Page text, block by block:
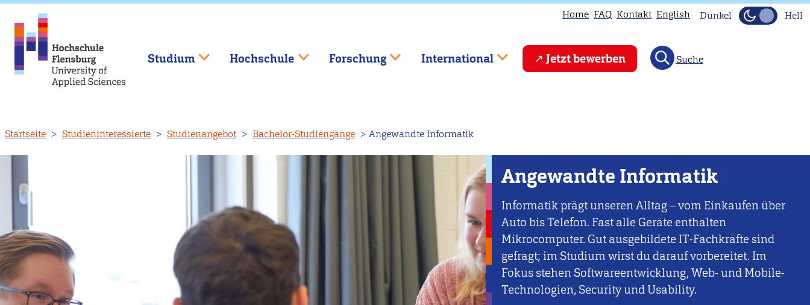
zum
Inhalt
Home FAQ Kontakt English Dunkel Hell
Studium Hochschule Forschung International Jetzt bewerben Suche
Startseite Studieninteressierte Studienangebot Bachelor-Studiengänge Angewandte Informatik
Angewandte Informatik
Informatik prägt unseren Alltag – vom Einkaufen über
Auto bis Telefon. Fast alle Geräte enthalten
Mikrocomputer. Gut ausgebildete IT-Fachkräfte sind
gefragt; im Studium wirst du darauf vorbereitet. Im
Fokus stehen Softwareentwicklung, Web- und Mobile-
Technologien, Security und Usability.